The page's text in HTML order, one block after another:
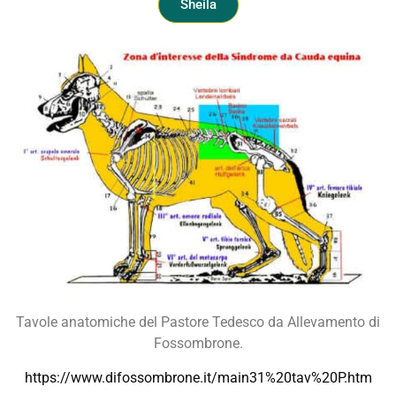
Sheila
Tavole anatomiche del Pastore Tedesco da Allevamento di
Fossombrone.
https://www.difossombrone.it/main31%20tav%20P.htm